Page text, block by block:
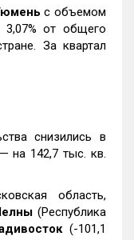
с объемом
3,07% от общего
За квартал
снизились в
на 142,7 тыс. кв.
область,
(Республика
(-101,1